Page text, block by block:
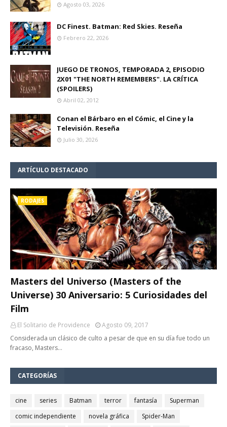
Agosto 03, 2026
DC Finest. Batman: Red Skies. Reseña
Febrero 22, 2026
JUEGO DE TRONOS, TEMPORADA 2, EPISODIO
2X01 "THE NORTH REMEMBERS". LA CRÍTICA
(SPOILERS)
Abril 02, 2012
Conan el Bárbaro en el Cómic, el Cine y la
Televisión. Reseña
Julio 30, 2026
ARTÍCULO DESTACADO
RODAJES
Masters del Universo (Masters of the
Universe) 30 Aniversario: 5 Curiosidades del
Film
El Solitario de Providence
Agosto 09, 2017
Considerada un clásico de culto a pesar de que en su día fue todo un
fracaso, Masters…
CATEGORÍAS
cine series Batman terror fantasía
Superman
comic independiente
novela gráfica
Spider-Man